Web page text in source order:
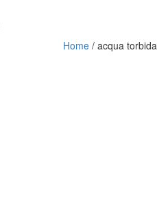
Home / acqua torbida